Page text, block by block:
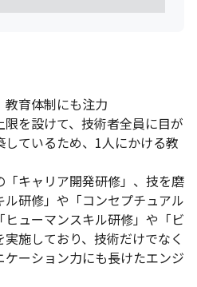
教育体制にも注力
を設けて、技術者全員に目が
ているため、1人にかける教
キャリア開発研修」、技を磨
研修」や「コンセプチュアル
ューマンスキル研修」や「ビ
施しており、技術だけでなく
ーション力にも長けたエンジ